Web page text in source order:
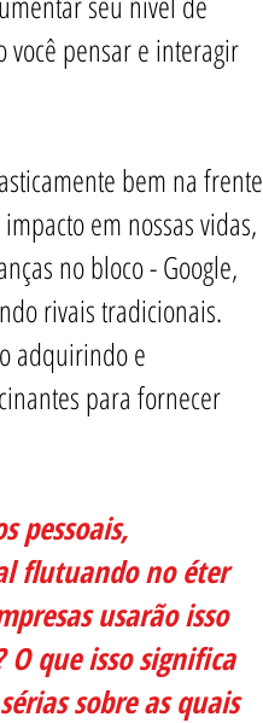
você pensar e interagir
bem na frente
em nossas vidas,
no bloco - Google,
rivais tradicionais.
adquirindo e
para fornecer
pessoais,
flutuando no éter
usarão isso
que isso significa
sobre as quais